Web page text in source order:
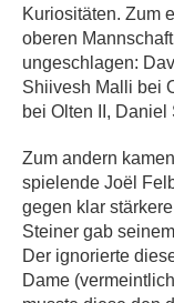
Kuriositäten. Zum
oberen
ungeschlagen:
Shiivesh Malli bei
bei Olten II, Daniel
Zum andern
spielende Joël
gegen klar
Steiner gab
Der ignorierte
Dame